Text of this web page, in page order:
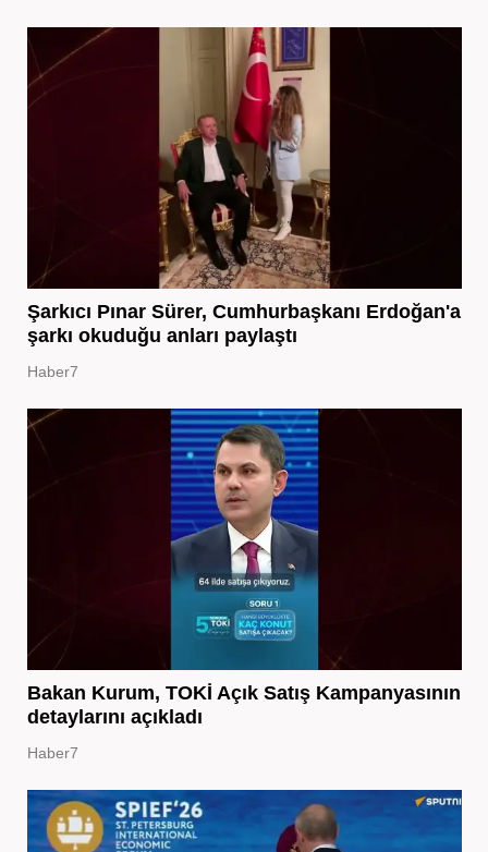
Şarkıcı Pınar Sürer, Cumhurbaşkanı Erdoğan'a
şarkı okuduğu anları paylaştı
Haber7
Bakan Kurum, TOKİ Açık Satış Kampanyasının
detaylarını açıkladı
Haber7